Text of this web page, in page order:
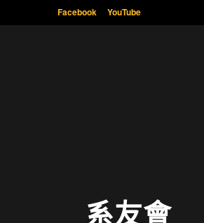
Facebook YouTube
系友會